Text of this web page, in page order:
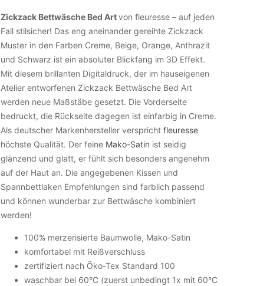
Zickzack Bettwäsche Bed Artvon fleuresse – auf jeden
Fall stilsicher! Das eng aneinander gereihte Zickzack
Muster in den Farben Creme, Beige, Orange, Anthrazit
und Schwarz ist ein absoluter Blickfang im 3D Effekt.
Mit diesem brillanten Digitaldruck, der im hauseigenen
Atelier entworfenen Zickzack Bettwäsche Bed Art
werden neue Maßstäbe gesetzt. Die Vorderseite
bedruckt, die Rückseite dagegen ist einfarbig in Creme.
Als deutscher Markenhersteller verspricht fleuresse
höchste Qualität. Der feine Mako-Satin ist seidig
glänzend und glatt, er fühlt sich besonders angenehm
auf der Haut an. Die angegebenen Kissen und
Spannbettlaken Empfehlungen sind farblich passend
und können wunderbar zur Bettwäsche kombiniert
werden!
100% merzerisierte Baumwolle, Mako-Satin
komfortabel mit Reißverschluss
zertifiziert nach Öko-Tex Standard 100
waschbar bei 60°C (zuerst unbedingt 1x mit 60°C